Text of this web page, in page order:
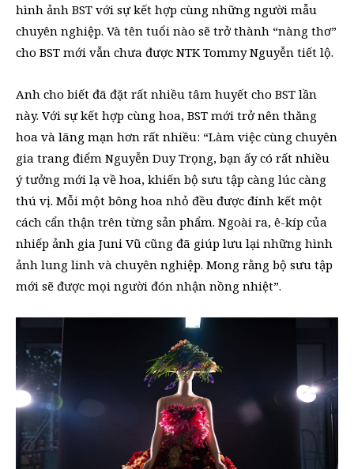
hình ảnh BST với sự kết hợp cùng những người mẫu
chuyên nghiệp. Và tên tuổi nào sẽ trở thành “nàng thơ”
cho BST mới vẫn chưa được NTK Tommy Nguyễn tiết lộ.
Anh cho biết đã đặt rất nhiều tâm huyết cho BST lần
này. Với sự kết hợp cùng hoa, BST mới trở nên thăng
hoa và lãng mạn hơn rất nhiều: “Làm việc cùng chuyên
gia trang điểm Nguyễn Duy Trọng, bạn ấy có rất nhiều
ý tưởng mới lạ về hoa, khiến bộ sưu tập càng lúc càng
thú vị. Mỗi một bông hoa nhỏ đều được đính kết một
cách cẩn thận trên từng sản phẩm. Ngoài ra, ê-kíp của
nhiếp ảnh gia Juni Vũ cũng đã giúp lưu lại những hình
ảnh lung linh và chuyên nghiệp. Mong rằng bộ sưu tập
mới sẽ được mọi người đón nhận nồng nhiệt”.